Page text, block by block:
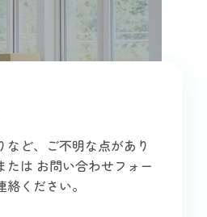
など、ご不明な点があり
たは お問い合わせフォー
ください。